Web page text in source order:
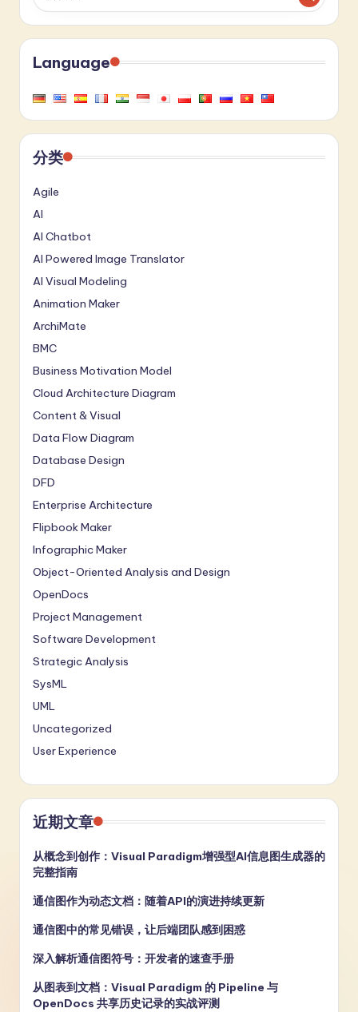
Language
分类
Agile
AI
AI Chatbot
AI Powered Image Translator
AI Visual Modeling
Animation Maker
ArchiMate
BMC
Business Motivation Model
Cloud Architecture Diagram
Content & Visual
Data Flow Diagram
Database Design
DFD
Enterprise Architecture
Flipbook Maker
Infographic Maker
Object-Oriented Analysis and Design
OpenDocs
Project Management
Software Development
Strategic Analysis
SysML
UML
Uncategorized
User Experience
近期文章
从概念到创作：Visual Paradigm增强型AI信息图生成器的
完整指南
通信图作为动态文档：随着API的演进持续更新
通信图中的常见错误，让后端团队感到困惑
深入解析通信图符号：开发者的速查手册
从图表到文档：Visual Paradigm 的 Pipeline 与
OpenDocs 共享历史记录的实战评测